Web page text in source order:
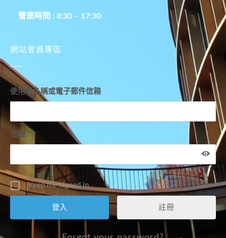
營業時間 : 8:30 – 17:30
網站會員專區
使用者名稱或電子郵件信箱
密碼
Keep me signed in
註冊